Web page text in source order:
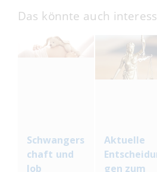
Das könnte auch
Schwangers
chaft und
Job
Aktuelle
gen zum